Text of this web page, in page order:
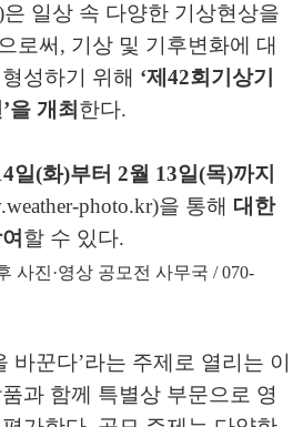
은 일상 속 다양한 기상현상을
으로써 , 기상 및 기후변화에 대
성하기 위해 ‘제 42회 기상기
’을 개최 한다.
일(화)부터 2월 13일(목)까지
photo.kr)을 통해 대한
할 수 있다.
사진·영상 공모전 사무국 / 070-
바꾼다’라는 주제로 열리는 이
과 함께 특별상 부문으로 영